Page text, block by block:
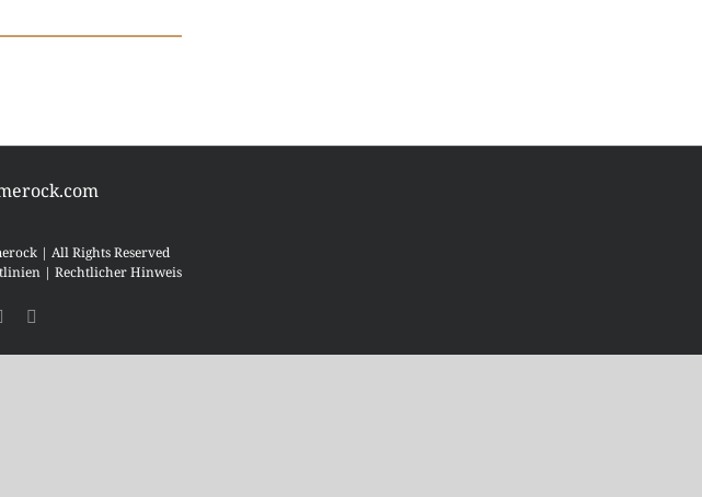
| All Rights Reserved
| Rechtlicher Hinweis